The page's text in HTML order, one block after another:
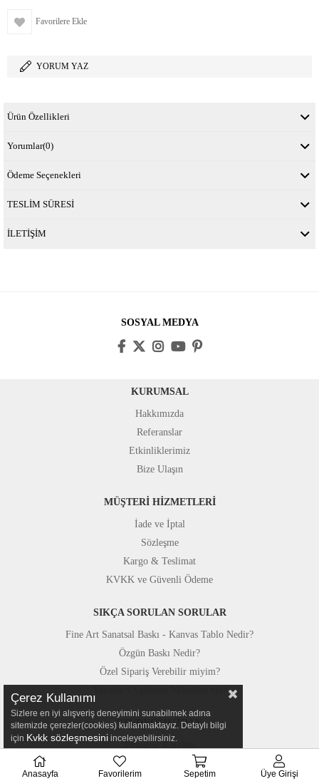
Favorilere Ekle
YORUM YAZ
Ürün Özellikleri
Yorumlar(0)
Ödeme Seçenekleri
TESLİM SÜRESİ
İLETİŞİM
SOSYAL MEDYA
KURUMSAL
Hakkımızda
Referanslar
Etkinliklerimiz
Bize Ulaşın
MÜŞTERİ HİZMETLERİ
İade ve İptal
Sözleşme
Kargo & Teslimat
KVKK ve Güvenli Ödeme
SIKÇA SORULAN SORULAR
Fine Art Sanatsal Baskı - Kanvas Tablo Nedir?
Özgün Baskı Nedir?
Özel Sipariş Verebilir miyim?
STÜDYOMUZDAN
Fotoğraf Kareleri
Basında Canvastar
Çerez Kullanımı
Sizlere en iyi alışveriş deneyimini sunabilmek adına
sitemizde çerezler(cookies) kullanmaktayız. Detaylı bilgi
için Kvkk sözleşmesini inceleyebilirsiniz.
Anasayfa Favorilerim Sepetim Üye Girişi